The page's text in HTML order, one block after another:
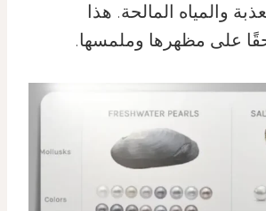
والمياه المالحة. هذا
حقًا على مظهرها وملمسها.